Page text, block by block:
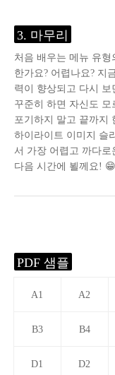
3. 마무리
처음 배우는 메뉴 유
한가요? 어렵나요? 지
력이 향상되고 다시
꾸준히 하면 자신도
포기하지 말고 끝까지
하이라이트 이미지 슬
서 가장 어렵고 까다로
다음 시간에 뵐께요! 😁
PDF 샘플
A1 A2
B3 B4
D1 D2